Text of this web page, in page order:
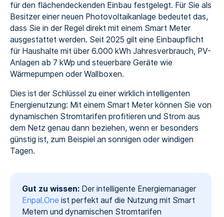
für den flächendeckenden Einbau festgelegt. Für Sie als
Besitzer einer neuen Photovoltaikanlage bedeutet das,
dass Sie in der Regel direkt mit einem Smart Meter
ausgestattet werden. Seit 2025 gilt eine Einbaupflicht
für Haushalte mit über 6.000 kWh Jahresverbrauch, PV-
Anlagen ab 7 kWp und steuerbare Geräte wie
Wärmepumpen oder Wallboxen.
Dies ist der Schlüssel zu einer wirklich intelligenten
Energienutzung: Mit einem Smart Meter können Sie von
dynamischen Stromtarifen profitieren und Strom aus
dem Netz genau dann beziehen, wenn er besonders
günstig ist, zum Beispiel an sonnigen oder windigen
Tagen.
Gut zu wissen:Der intelligente Energiemanager
Enpal.One ist perfekt auf die Nutzung mit Smart
Metern und dynamischen Stromtarifen